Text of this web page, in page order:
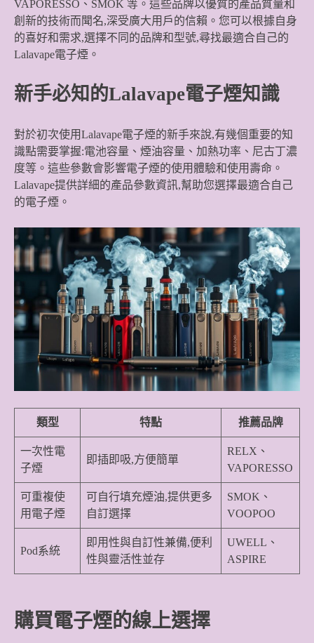
VAPORESSO、SMOK 等。這些品牌以優質的產品質量和
創新的技術而聞名,深受廣大用戶的信賴。您可以根據自身
的喜好和需求,選擇不同的品牌和型號,尋找最適合自己的
Lalavape電子煙。
新手必知的Lalavape電子煙知識
對於初次使用Lalavape電子煙的新手來說,有幾個重要的知
識點需要掌握:電池容量、煙油容量、加熱功率、尼古丁濃
度等。這些參數會影響電子煙的使用體驗和使用壽命。
Lalavape提供詳細的產品參數資訊,幫助您選擇最適合自己
的電子煙。
類型 特點 推薦品牌
一次性電
子煙
即插即吸,方便簡單
RELX、
VAPORESSO
可重複使
用電子煙
可自行填充煙油,提供更多
自訂選擇
SMOK、
VOOPOO
Pod系統
即用性與自訂性兼備,便利
性與靈活性並存
UWELL、
ASPIRE
購買電子煙的線上選擇